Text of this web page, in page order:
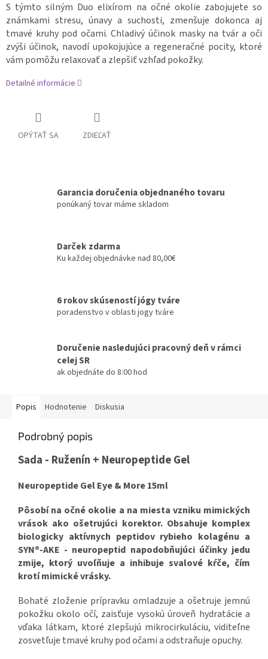
S týmto silným Duo elixírom na očné okolie zabojujete so
známkami stresu, únavy a suchosti, zmenšuje dokonca aj
tmavé kruhy pod očami. Chladivý účinok masky na tvár a oči
zvýši účinok, navodí upokojujúce a regeneračné pocity, ktoré
vám pomôžu relaxovať a zlepšiť vzhľad pokožky.
Detailné informácie
OPÝTAŤ SA ZDIEĽAŤ
Garancia doručenia objednaného tovaru
ponúkaný tovar máme skladom
Darček zdarma
Ku každej objednávke nad 80,00€
6 rokov skúseností jógy tváre
poradenstvo v oblasti jogy tváre
Doručenie nasledujúci pracovný deň v rámci
celej SR
ak objednáte do 8:00 hod
Popis Hodnotenie Diskusia
Podrobný popis
Sada - Ruženín + Neuropeptide Gel
Neuropeptide Gel Eye & More 15ml
Pôsobí na očné okolie a na miesta vzniku mimických
vrások ako ošetrujúci korektor. Obsahuje komplex
biologicky aktívnych peptidov rybieho kolagénu a
SYN®-AKE - neuropeptid napodobňujúci účinky jedu
zmije, ktorý uvoľňuje a inhibuje svalové kŕče, čím
krotí mimické vrásky.
Bohaté zloženie prípravku omladzuje a ošetruje jemnú
pokožku okolo očí, zaisťuje vysokú úroveň hydratácie a
vďaka látkam, ktoré zlepšujú mikrocirkuláciu, viditeľne
zosvetľuje tmavé kruhy pod očami a odstraňuje opuchy.